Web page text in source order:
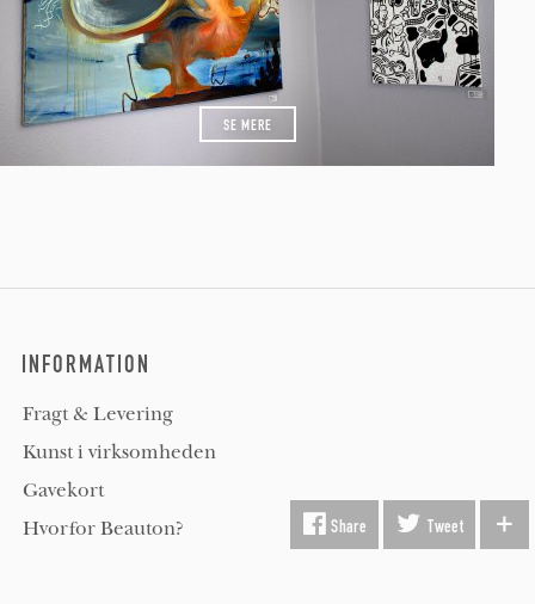
SE MERE
INFORMATION
Fragt & Levering
Kunst i virksomheden
Gavekort
Hvorfor Beauton?